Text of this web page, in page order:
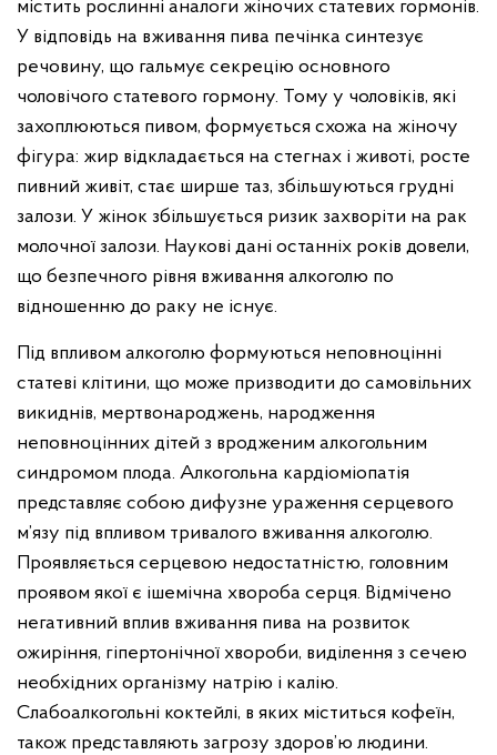
містить рослинні аналоги жіночих статевих гормонів.
У відповідь на вживання пива печінка синтезує
речовину, що гальмує секрецію основного
чоловічого статевого гормону. Тому у чоловіків, які
захоплюються пивом, формується схожа на жіночу
фігура: жир відкладається на стегнах і животі, росте
пивний живіт, стає ширше таз, збільшуються грудні
залози. У жінок збільшується ризик захворіти на рак
молочної залози. Наукові дані останніх років довели,
що безпечного рівня вживання алкоголю по
відношенню до раку не існує.
Під впливом алкоголю формуються неповноцінні
статеві клітини, що може призводити до самовільних
викиднів, мертвонароджень, народження
неповноцінних дітей з вродженим алкогольним
синдромом плода. Алкогольна кардіоміопатія
представляє собою дифузне ураження серцевого
м’язу під впливом тривалого вживання алкоголю.
Проявляється серцевою недостатністю, головним
проявом якої є ішемічна хвороба серця. Відмічено
негативний вплив вживання пива на розвиток
ожиріння, гіпертонічної хвороби, виділення з сечею
необхідних організму натрію і калію.
Слабоалкогольні коктейлі, в яких міститься кофеїн,
також представляють загрозу здоров’ю людини.